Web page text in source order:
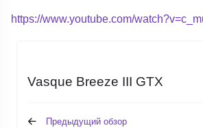
https://www.youtube.com/
Vasque Breeze III GTX
Предыдущий обзор